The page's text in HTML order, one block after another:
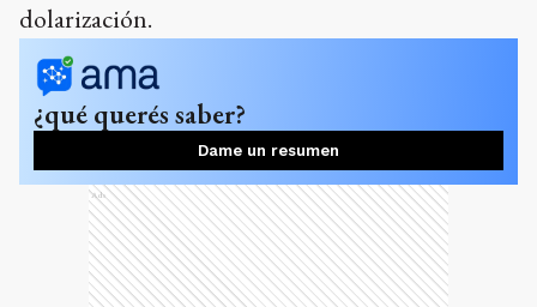
dolarización.
¿qué querés saber?
Dame un resumen
Ads